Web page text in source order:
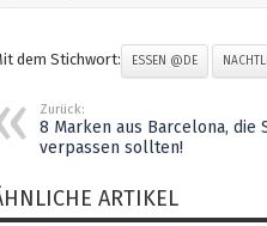
dem Stichwort: ESSEN @DE
Zurück:
8 Marken aus Barcelona, die
verpassen sollten!
ARTIKEL